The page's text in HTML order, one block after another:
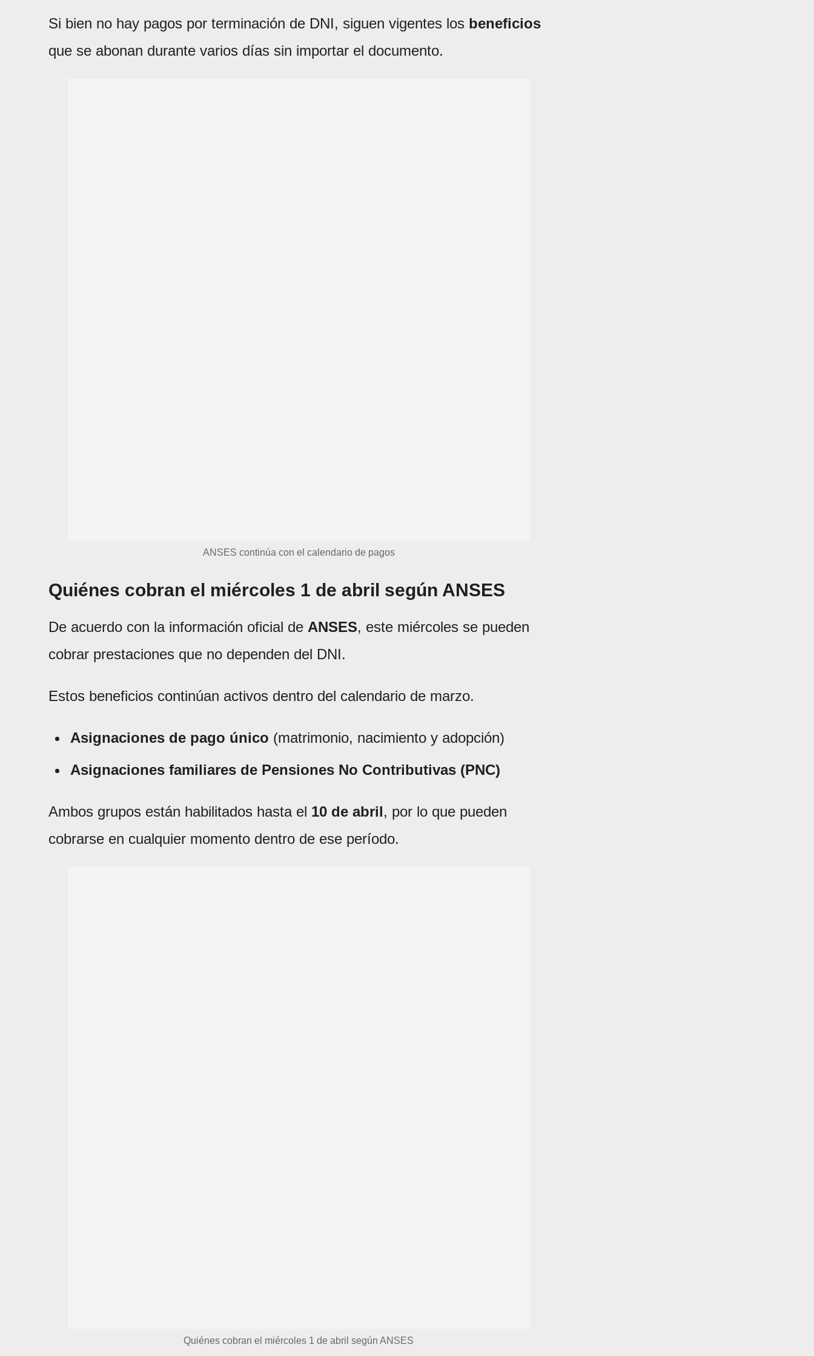
Si bien no hay pagos por terminación de DNI, siguen vigentes los beneficios
que se abonan durante varios días sin importar el documento.
ANSES continúa con el calendario de pagos
Quiénes cobran el miércoles 1 de abril según ANSES
De acuerdo con la información oficial de ANSES, este miércoles se pueden
cobrar prestaciones que no dependen del DNI.
Estos beneficios continúan activos dentro del calendario de marzo.
Asignaciones de pago único (matrimonio, nacimiento y adopción)
Asignaciones familiares de Pensiones No Contributivas (PNC)
Ambos grupos están habilitados hasta el 10 de abril, por lo que pueden
cobrarse en cualquier momento dentro de ese período.
Quiénes cobran el miércoles 1 de abril según ANSES